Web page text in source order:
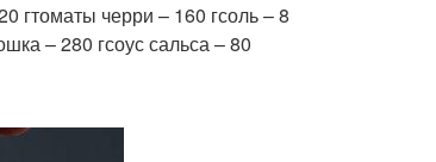
гтоматы черри – 160 гсоль – 8
– 280 гсоус сальса – 80